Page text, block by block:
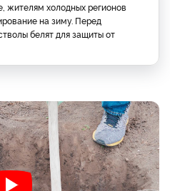
холодных регионов
на зиму. Перед
белят для защиты от